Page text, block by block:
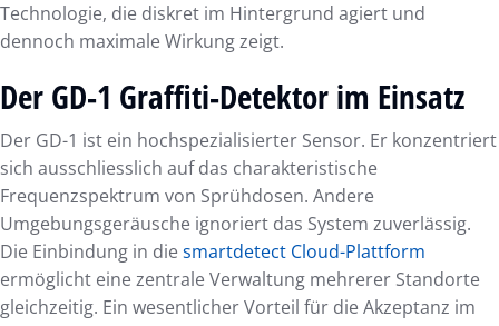
Technologie, die diskret im Hintergrund agiert und
dennoch maximale Wirkung zeigt.
Der GD-1 Graffiti-Detektor im Einsatz
Der GD-1 ist ein hochspezialisierter Sensor. Er konzentriert
sich ausschliesslich auf das charakteristische
Frequenzspektrum von Sprühdosen. Andere
Umgebungsgeräusche ignoriert das System zuverlässig.
Die Einbindung in diesmartdetect Cloud-Plattform
ermöglicht eine zentrale Verwaltung mehrerer Standorte
gleichzeitig. Ein wesentlicher Vorteil für die Akzeptanz im